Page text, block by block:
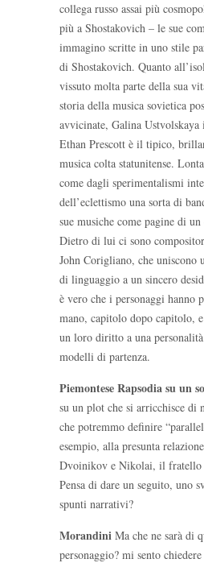
collega russo assai più
più a Shostakovich – le sue
immagino scritte in uno stile
di Shostakovich. Quanto
vissuto molta parte della sua
storia della musica sovietica
avvicinate, Galina Ustvolskaya
Ethan Prescott è il tipico,
musica colta statunitense.
come dagli sperimentalismi
dell’eclettismo una sorta di
sue musiche come pagine di
Dietro di lui ci sono
John Corigliano, che uniscono
di linguaggio a un sincero
è vero che i personaggi hanno
mano, capitolo dopo capitolo,
un loro diritto a una
modelli di partenza.
PiemonteseRapsodia su un
su un plot che si arricchisce di
che potremmo definire
esempio, alla presunta
Dvoinikov e Nikolai, il fratello
Pensa di dare un seguito, uno
spunti narrativi?
Morandini Ma che ne sarà di
personaggio? mi sento